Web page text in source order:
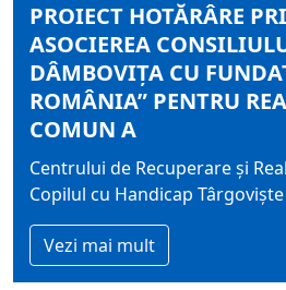
PROIECT HOTĂRÂRE
ASOCIEREA
DÂMBOVIŢA CU
ROMÂNIA” PENTRU
COMUN A
Centrului de Recuperare şi
Copilul cu Handicap Târgovişte
Vezi mai mult